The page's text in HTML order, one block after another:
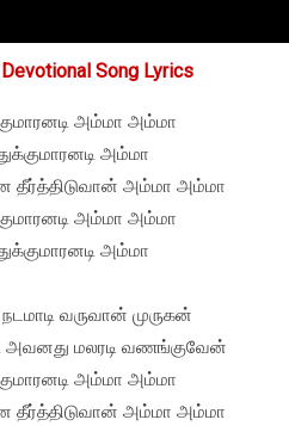
Song Lyrics
அம்மா அம்மா
அம்மா
அம்மா அம்மா
அம்மா அம்மா
அம்மா
வருவான் முருகன்
மலரடி வணங்குவேன்
அம்மா அம்மா
அம்மா அம்மா